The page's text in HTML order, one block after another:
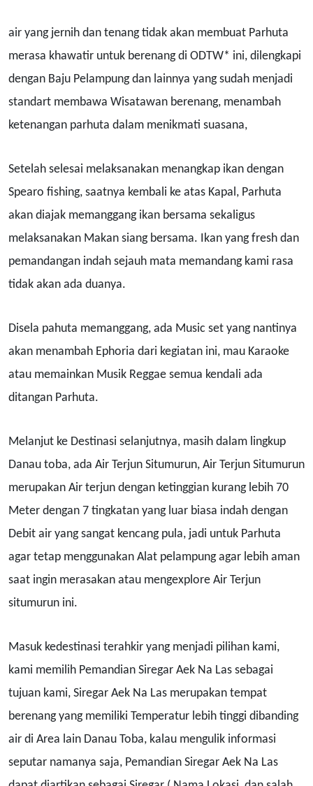
air yang jernih dan tenang tidak akan membuat Parhuta
merasa khawatir untuk berenang di ODTW* ini, dilengkapi
dengan Baju Pelampung dan lainnya yang sudah menjadi
standart membawa Wisatawan berenang, menambah
ketenangan parhuta dalam menikmati suasana,
Setelah selesai melaksanakan menangkap ikan dengan
Spearo fishing, saatnya kembali ke atas Kapal, Parhuta
akan diajak memanggang ikan bersama sekaligus
melaksanakan Makan siang bersama. Ikan yang fresh dan
pemandangan indah sejauh mata memandang kami rasa
tidak akan ada duanya.
Disela pahuta memanggang, ada Music set yang nantinya
akan menambah Ephoria dari kegiatan ini, mau Karaoke
atau memainkan Musik Reggae semua kendali ada
ditangan Parhuta.
Melanjut ke Destinasi selanjutnya, masih dalam lingkup
Danau toba, ada Air Terjun Situmurun, Air Terjun Situmurun
merupakan Air terjun dengan ketinggian kurang lebih 70
Meter dengan 7 tingkatan yang luar biasa indah dengan
Debit air yang sangat kencang pula, jadi untuk Parhuta
agar tetap menggunakan Alat pelampung agar lebih aman
saat ingin merasakan atau mengexplore Air Terjun
situmurun ini.
Masuk kedestinasi terahkir yang menjadi pilihan kami,
kami memilih Pemandian Siregar Aek Na Las sebagai
tujuan kami, Siregar Aek Na Las merupakan tempat
berenang yang memiliki Temperatur lebih tinggi dibanding
air di Area lain Danau Toba, kalau mengulik informasi
seputar namanya saja, Pemandian Siregar Aek Na Las